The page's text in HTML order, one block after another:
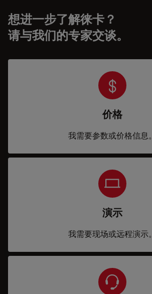
想进一步了解徕卡？
请与我们的专家交谈。
价格
我需要参数或价格信息。
演示
我需要现场或远程演示。